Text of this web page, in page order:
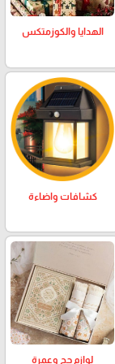
الهدايا والكوزمتكس
كشافات واضاءة
لوازم حج وعمرة